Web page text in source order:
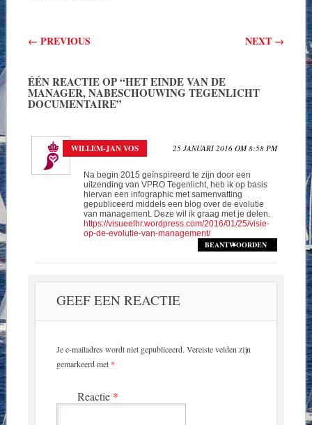
Berichtnavigatie
← PREVIOUS NEXT →
ÉÉN REACTIE OP “HET EINDE VAN DE
MANAGER, NABESCHOUWING TEGENLICHT
DOCUMENTAIRE”
WILLEM-JAN VOS 25 JANUARI 2016 OM 8:58 PM
Na begin 2015 geïnspireerd te zijn door een
uitzending van VPRO Tegenlicht, heb ik op basis
hiervan een infographic met samenvatting
gepubliceerd middels een blog over de evolutie
van management. Deze wil ik graag met je delen.
https://visueelhr.wordpress.com/2016/01/25/visie-
op-de-evolutie-van-management/
BEANTWOORDEN
GEEF EEN REACTIE
Je e-mailadres wordt niet gepubliceerd. Vereiste velden zijn
gemarkeerd met *
Reactie *